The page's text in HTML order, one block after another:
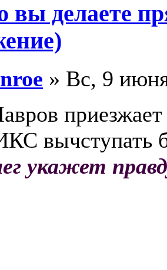
вы делаете
» Вс, 9
вычступать
укажет